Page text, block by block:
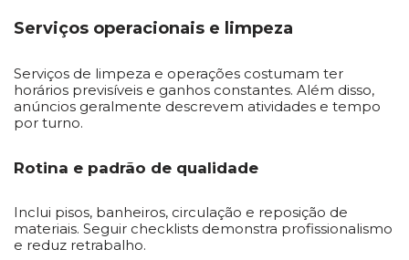
Serviços operacionais e limpeza
Serviços de limpeza e operações costumam ter
horários previsíveis e ganhos constantes. Além disso,
anúncios geralmente descrevem atividades e tempo
por turno.
Rotina e padrão de qualidade
Inclui pisos, banheiros, circulação e reposição de
materiais. Seguir checklists demonstra profissionalismo
e reduz retrabalho.